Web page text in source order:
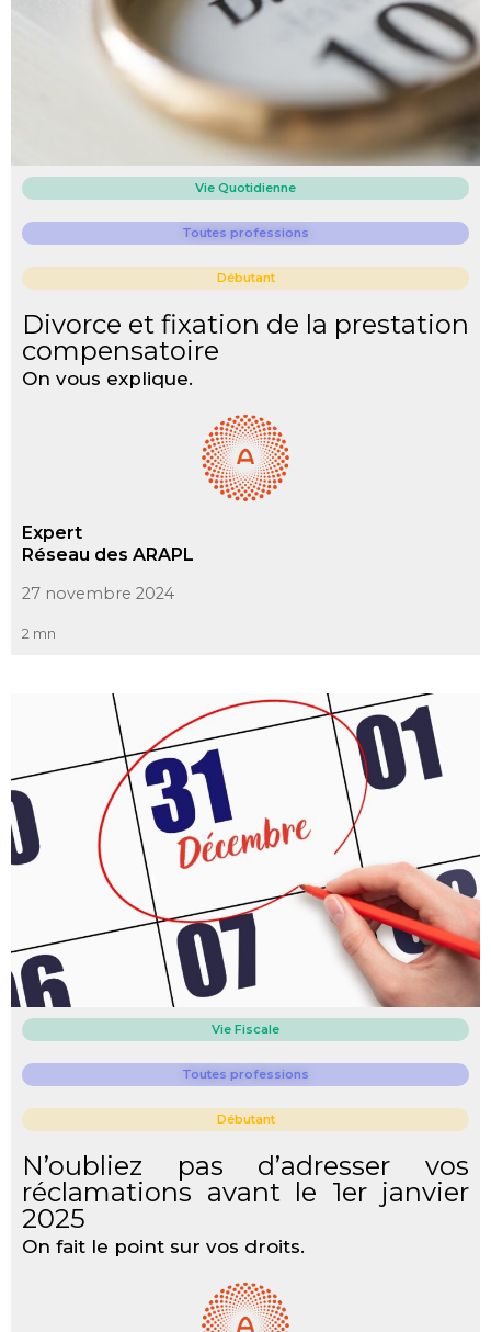
Vie Quotidienne
Toutes professions
Débutant
Divorce et fixation de la prestation
compensatoire
On vous explique.
Expert
Réseau des ARAPL
27 novembre 2024
2 mn
Vie Fiscale
Toutes professions
Débutant
N’oubliez pas d’adresser vos
réclamations avant le 1er janvier
2025
On fait le point sur vos droits.